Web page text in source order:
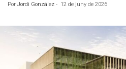
Por Jordi González - 12 de juny de 2026